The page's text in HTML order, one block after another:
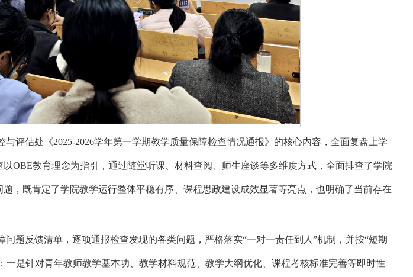
评估处《2025-2026学年第一学期教学质量保障检查情况通报》的核心内容，全面复盘上学
OBE教育理念为指引，通过随堂听课、材料查阅、师生座谈等多维度方式，全面排查了学院
，既肯定了学院教学运行整体平稳有序、课程思政建设成效显著等亮点，也明确了当前存在
问题反馈清单，逐项通报检查发现的各类问题，严格落实“一对一责任到人”机制，并按“短期
一是针对青年教师教学基本功、教学材料规范、教学大纲优化、课程考核标准完善等即时性